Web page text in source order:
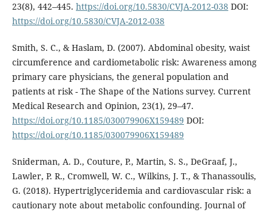
23(8), 442–445. https://doi.org/10.5830/CVJA-2012-038 DOI:
https://doi.org/10.5830/CVJA-2012-038
Smith, S. C., & Haslam, D. (2007). Abdominal obesity, waist
circumference and cardiometabolic risk: Awareness among
primary care physicians, the general population and
patients at risk - The Shape of the Nations survey. Current
Medical Research and Opinion, 23(1), 29–47.
https://doi.org/10.1185/030079906X159489 DOI:
https://doi.org/10.1185/030079906X159489
Sniderman, A. D., Couture, P., Martin, S. S., DeGraaf, J.,
Lawler, P. R., Cromwell, W. C., Wilkins, J. T., & Thanassoulis,
G. (2018). Hypertriglyceridemia and cardiovascular risk: a
cautionary note about metabolic confounding. Journal of